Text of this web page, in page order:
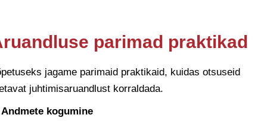
parimad praktikad
jagame parimaid praktikaid, kuidas otsuseid
juhtimisaruandlust korraldada.
Andmete kogumine